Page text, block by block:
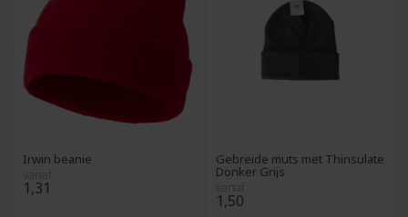
Irwin beanie
1,31
Gebreide muts met Thinsulate
Donker Grijs
1,50